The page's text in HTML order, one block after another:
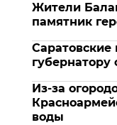
Жители
памятник
Саратовские
губернатору
Из-за
воды